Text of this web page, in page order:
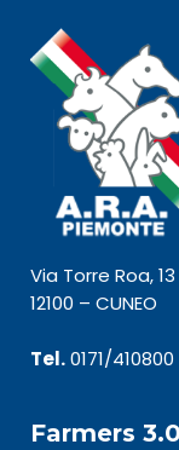
Via Torre Roa,
12100 – CUNEO
Tel.0171/410800
Farmers 3.0